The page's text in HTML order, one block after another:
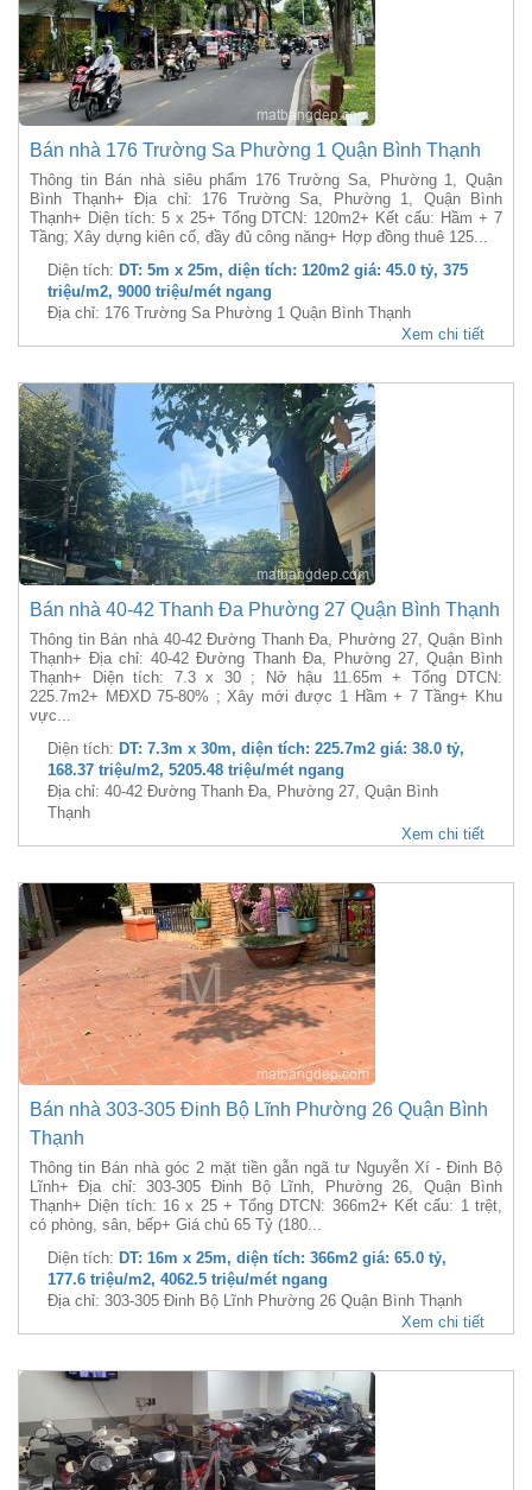
Bán nhà 176 Trường Sa Phường 1 Quận Bình Thạnh
Thông tin Bán nhà siêu phẩm 176 Trường Sa, Phường 1, Quận
Bình Thạnh+ Địa chỉ: 176 Trường Sa, Phường 1, Quận Bình
Thạnh+ Diện tích: 5 x 25+ Tổng DTCN: 120m2+ Kết cấu: Hầm + 7
Tầng; Xây dựng kiên cố, đầy đủ công năng+ Hợp đồng thuê 125...
Diện tích: DT: 5m x 25m, diện tích: 120m2 giá: 45.0 tỷ, 375
triệu/m2, 9000 triệu/mét ngang
Địa chỉ: 176 Trường Sa Phường 1 Quận Bình Thạnh
Xem chi tiết
Bán nhà 40-42 Thanh Đa Phường 27 Quận Bình Thạnh
Thông tin Bán nhà 40-42 Đường Thanh Đa, Phường 27, Quận Bình
Thạnh+ Địa chỉ: 40-42 Đường Thanh Đa, Phường 27, Quận Bình
Thạnh+ Diện tích: 7.3 x 30 ; Nở hậu 11.65m + Tổng DTCN:
225.7m2+ MĐXD 75-80% ; Xây mới được 1 Hầm + 7 Tầng+ Khu
vực...
Diện tích: DT: 7.3m x 30m, diện tích: 225.7m2 giá: 38.0 tỷ,
168.37 triệu/m2, 5205.48 triệu/mét ngang
Địa chỉ: 40-42 Đường Thanh Đa, Phường 27, Quận Bình
Thạnh
Xem chi tiết
Bán nhà 303-305 Đinh Bộ Lĩnh Phường 26 Quận Bình
Thạnh
Thông tin Bán nhà góc 2 mặt tiền gẫn ngã tư Nguyễn Xí - Đinh Bộ
Lĩnh+ Địa chỉ: 303-305 Đinh Bộ Lĩnh, Phường 26, Quận Bình
Thạnh+ Diện tích: 16 x 25 + Tổng DTCN: 366m2+ Kết cấu: 1 trệt,
có phòng, sân, bếp+ Giá chủ 65 Tỷ (180...
Diện tích: DT: 16m x 25m, diện tích: 366m2 giá: 65.0 tỷ,
177.6 triệu/m2, 4062.5 triệu/mét ngang
Địa chỉ: 303-305 Đinh Bộ Lĩnh Phường 26 Quận Bình Thạnh
Xem chi tiết